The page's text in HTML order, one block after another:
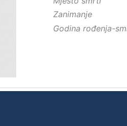
Zanimanje
Godina rođenja-